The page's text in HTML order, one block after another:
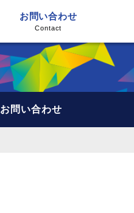
お問い合わせ
Contact
お問い合わせ